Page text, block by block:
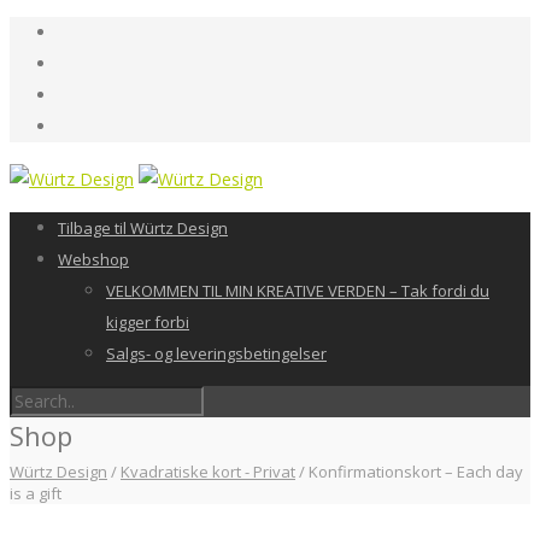
Tilbage til Würtz Design
Webshop
VELKOMMEN TIL MIN KREATIVE VERDEN – Tak fordi du
kigger forbi
Salgs- og leveringsbetingelser
Shop
Würtz Design / Kvadratiske kort - Privat/ Konfirmationskort – Each day
is a gift